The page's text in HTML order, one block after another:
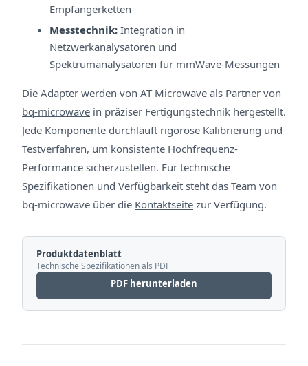
Empfängerketten
Messtechnik: Integration in
Netzwerkanalysatoren und
Spektrumanalysatoren für mmWave-Messungen
Die Adapter werden von AT Microwave als Partner von
bq-microwave in präziser Fertigungstechnik hergestellt.
Jede Komponente durchläuft rigorose Kalibrierung und
Testverfahren, um konsistente Hochfrequenz-
Performance sicherzustellen. Für technische
Spezifikationen und Verfügbarkeit steht das Team von
bq-microwave über die Kontaktseite zur Verfügung.
Produktdatenblatt
Technische Spezifikationen als PDF
PDF herunterladen